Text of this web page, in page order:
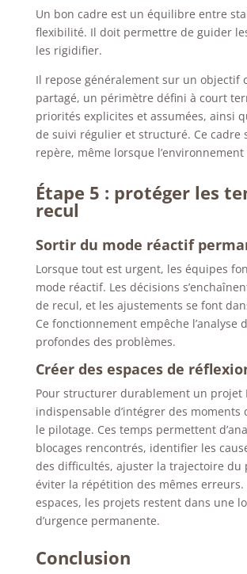
Un bon cadre est un équilibre entre
flexibilité. Il doit permettre de guider
les rigidifier.
Il repose généralement sur un objectif
partagé, un périmètre défini à court
priorités explicites et assumées, ainsi
de suivi régulier et structuré. Ce cadre
repère, même lorsque l’environnement
Étape 5 : protéger les
recul
Sortir du mode réactif
Lorsque tout est urgent, les équipes
mode réactif. Les décisions
de recul, et les ajustements se font
Ce fonctionnement empêche l’analyse
profondes des problèmes.
Créer des espaces de
Pour structurer durablement un projet
indispensable d’intégrer des moments
le pilotage. Ces temps permettent
blocages rencontrés, identifier les
des difficultés, ajuster la trajectoire du
éviter la répétition des mêmes erreurs.
espaces, les projets restent dans une
d’urgence permanente.
Conclusion